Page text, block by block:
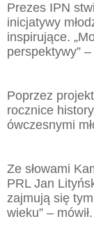
Prezes IPN
inicjatywy
inspirujące.
perspektywy” –
Poprzez
rocznice
ówczesnymi
Ze słowami
PRL Jan
zajmują się
wieku” – mówił.